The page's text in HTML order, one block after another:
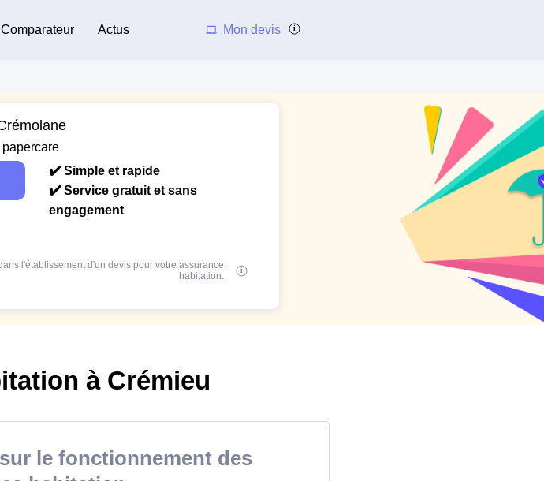
Comparateur Actus Mon devis
✔️ Simple et rapide
✔️ Service gratuit et sans
engagement
l'établissement d'un devis pour votre assurance
habitation.
à Crémieu
le fonctionnement des